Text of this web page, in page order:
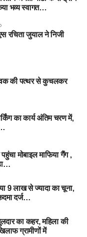
भव्य स्वागत…
रचिता जुयाल ने निजी
युवक की पत्थर से कुचलकर
का कार्य अंतिम चरण में,
मोबाइल माफिया गैंग ,
9 लाख से ज्यादा का चूना,
दर्ज…
का कहर, महिला की
ग्रामीणों में